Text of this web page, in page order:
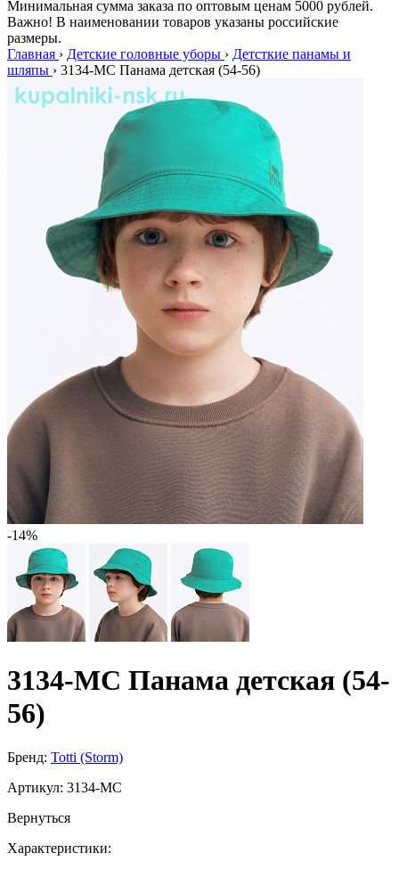
Минимальная сумма заказа по оптовым ценам 5000 рублей.
Важно! В наименовании товаров указаны российские
размеры.
Главная › Детские головные уборы › Детсткие панамы и
шляпы › 3134-МС Панама детская (54-56)
-14%
3134-МС Панама детская (54-
56)
Бренд: Totti (Storm)
Артикул: 3134-МС
Вернуться
Характеристики: